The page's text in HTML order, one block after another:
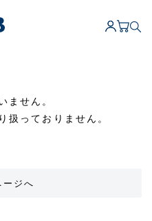
ません。
扱っておりません。
ージへ